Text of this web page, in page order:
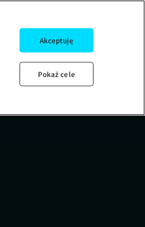
Akceptuję
Pokaż cele